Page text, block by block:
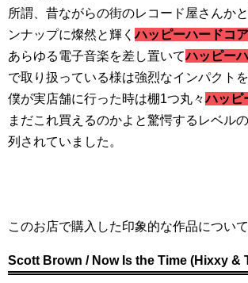
所謂、昔ながらの街のレコード屋さんか
ンナップに燦然と輝くハッピーハードコア
あらゆる電子音楽を差し置いてハッピー
で取り扱っている様は強烈なインパクト
僕が実店舗に行った時は棚1つ丸々ハッピ
まだこれ買えるのかよと驚愕するレベル
列されていました。
このお店で購入した印象的な作品について
Scott Brown / Now Is the Time (Hixxy &